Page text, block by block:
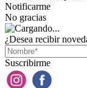
Notificarme
No gracias
¿Desea recibir
Suscribirme